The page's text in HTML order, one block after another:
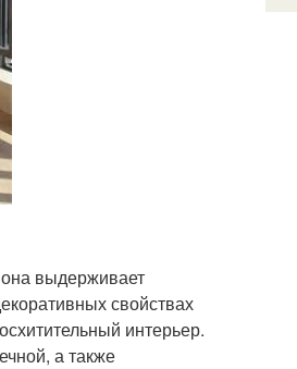
выдерживает
свойствах
интерьер.
а также